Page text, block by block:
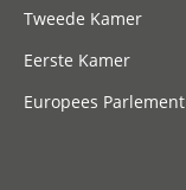
Tweede Kamer
Eerste Kamer
Europees Parlement